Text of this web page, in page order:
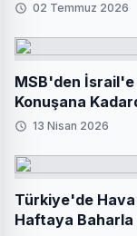
02 Temmuz 2026
MSB'den İsrail'e
Konuşana
13 Nisan 2026
Türkiye'de Hava
Haftaya Baharla